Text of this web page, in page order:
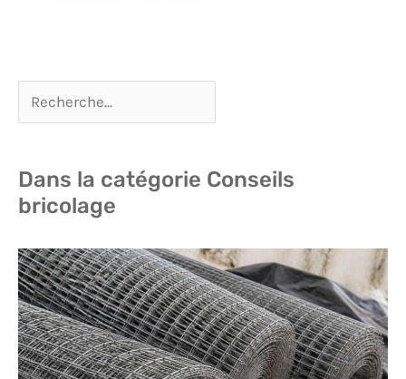
Dans la catégorie Conseils
bricolage